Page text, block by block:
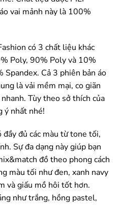
vai mảnh này là 100%
có 3 chất liệu khác
Poly, 90% Poly và 10%
Cả 3 phiên bản áo
là vải mềm mại, co giãn
Tùy theo sở thích của
ý nhất nhé!
đầy đủ các màu từ tone tối,
Sự đa dạng này giúp bạn
đồ theo phong cách
màu tối như đen, xanh navy
và giấu mồ hôi tốt hơn.
như trắng, hồng pastel,